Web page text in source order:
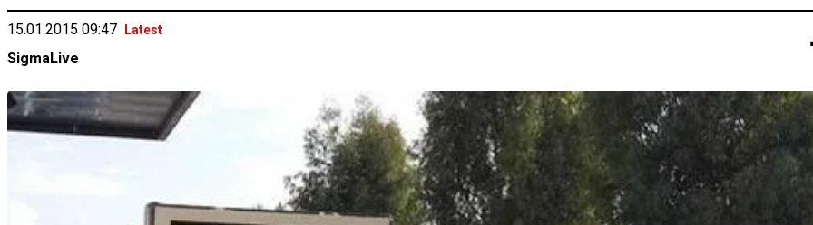
15.01.2015 09:47 Latest
SigmaLive